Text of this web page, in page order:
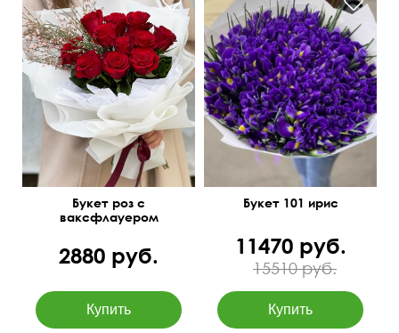
Букет роз с
ваксфлауером
королеве"
2880 руб.
Букет 101 ирис
11470 руб.
15510 руб.